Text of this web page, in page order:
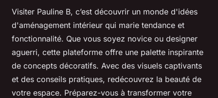
Visiter Pauline B, c’est découvrir un monde d'idées
d'aménagement intérieur qui marie tendance et
fonctionnalité. Que vous soyez novice ou designer
aguerri, cette plateforme offre une palette inspirante
de concepts décoratifs. Avec des visuels captivants
et des conseils pratiques, redécouvrez la beauté de
votre espace. Préparez-vous à transformer votre